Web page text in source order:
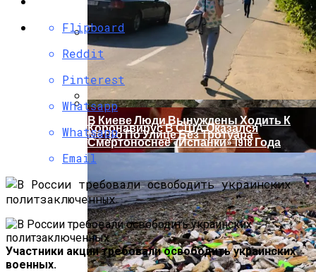
G7 Договорились Регулировать
Искусственный Интеллект
Коронавирус В США Оказался
Смертоноснее «испанки» 1918 Года
В Киеве Люди Вынуждены Ходить К
Метро По Улице Без Тротуара
Flipboard
Reddit
Pinterest
Whatsapp
Whatsapp
Email
Участники акции требовали освободить украинских
военных.